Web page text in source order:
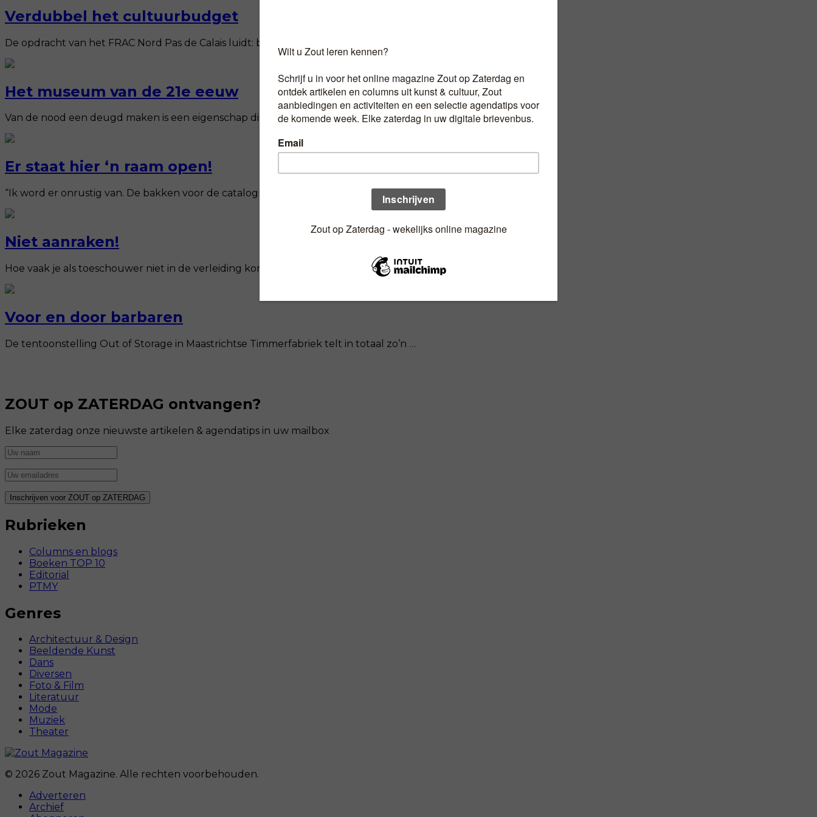
Verdubbel het cultuurbudget
De opdracht van het FRAC Nord Pas de Calais luidt: breng kunst en cultuur in de regi…
Het museum van de 21e eeuw
Van de nood een deugd maken is een eigenschap die altijd al sterk ontwikkeld was in…
Er staat hier ‘n raam open!
“Ik word er onrustig van. De bakken voor de catalogusbladen, de koffiehoek met de le…
Niet aanraken!
Hoe vaak je als toeschouwer niet in de verleiding komt om, heel even maar, je vinger…
Voor en door barbaren
De tentoonstelling Out of Storage in Maastrichtse Timmerfabriek telt in totaal zo’n …
ZOUT op ZATERDAG ontvangen?
Elke zaterdag onze nieuwste artikelen & agendatips in uw mailbox
Rubrieken
Columns en blogs
Boeken TOP 10
Editorial
PTMY
Genres
Architectuur & Design
Beeldende Kunst
Dans
Diversen
Foto & Film
Literatuur
Mode
Muziek
Theater
© 2026 Zout Magazine. Alle rechten voorbehouden.
Adverteren
Archief